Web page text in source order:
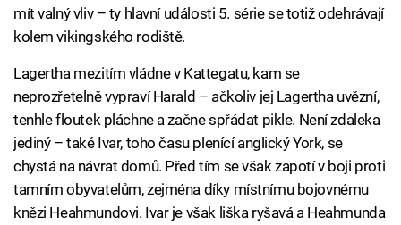
mít valný vliv – ty hlavní události 5. série se totiž odehrávají
kolem vikingského rodiště.
Lagertha mezitím vládne v Kattegatu, kam se
neprozřetelně vypraví Harald – ačkoliv jej Lagertha uvězní,
tenhle floutek pláchne a začne spřádat pikle. Není zdaleka
jediný – také Ivar, toho času plenící anglický York, se
chystá na návrat domů. Před tím se však zapotí v boji proti
tamním obyvatelům, zejména díky místnímu bojovnému
knězi Heahmundovi. Ivar je však liška ryšavá a Heahmunda